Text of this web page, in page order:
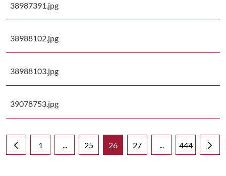
38987391.jpg
38988102.jpg
38988103.jpg
39078753.jpg
Página
1
Páginas intermedias Use TAB para desplazarse.
Página
25
Página
26
Página
27
PáginasPágina
444